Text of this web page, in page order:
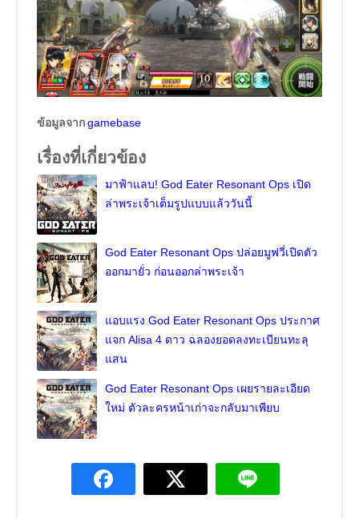
ข้อมูลจากgamebase
เรื่องที่เกี่ยวข้อง
มาฟ้าแลบ! God Eater Resonant Ops เปิด
ล่าพระเจ้าเต็มรูปแบบแล้ววันนี้
God Eater Resonant Ops ปล่อยมูฟวี่เปิดตัว
ออกมายั่ว ก่อนออกล่าพระเจ้า
แอบแรง God Eater Resonant Ops ประกาศ
แจก Alisa 4 ดาว ฉลองยอดลงทะเบียนทะลุ
แสน
God Eater Resonant Ops เผยรายละเอียด
ใหม่ ตัวละครหน้าเก่าจะกลับมาเพียบ